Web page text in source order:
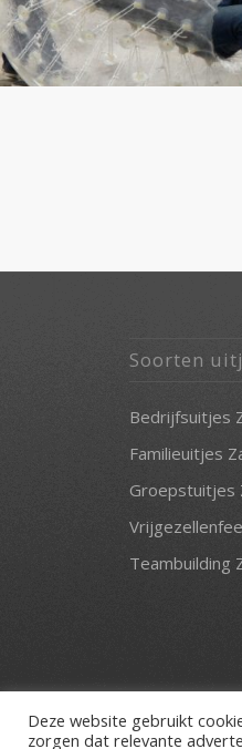
Soorten
Bedrijfsuitjes
Familieuitjes
Groepstuitjes
Teambuilding
© Copyright 2019
Deze website gebruikt
zorgen dat relevante